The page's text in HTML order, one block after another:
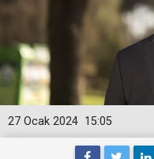
15:05
27 Ocak 2024